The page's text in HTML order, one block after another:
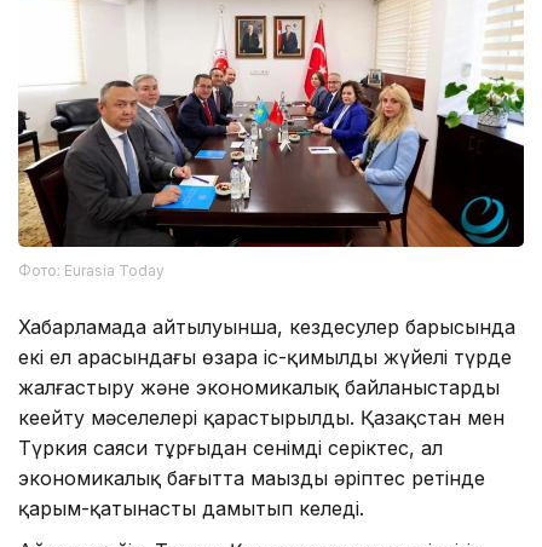
Фото: Eurasia Today
Хабарламада айтылуынша, кездесулер барысында
екі ел арасындағы өзара іс-қимылды жүйелі түрде
жалғастыру және экономикалық байланыстарды
кеңейту мәселелері қарастырылды. Қазақстан мен
Түркия саяси тұрғыдан сенімді серіктес, ал
экономикалық бағытта маңызды әріптес ретінде
қарым-қатынасты дамытып келеді.